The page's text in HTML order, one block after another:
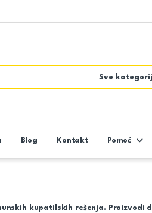
Blog Kontakt Pomoć
kupatilskih rešenja.